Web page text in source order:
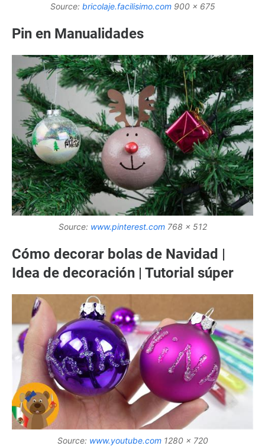
Source: bricolaje.facilisimo.com900 x 675
Pin en Manualidades
Source: www.pinterest.com768 x 512
Cómo decorar bolas de Navidad |
Idea de decoración | Tutorial súper
Source: www.youtube.com1280 x 720